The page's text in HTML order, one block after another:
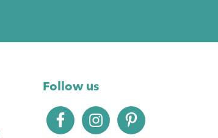
Follow us